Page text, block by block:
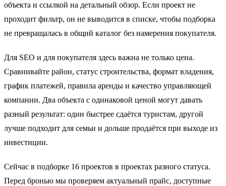
объекта и ссылкой на детальный обзор. Если проект не
проходит фильтр, он не выводится в списке, чтобы подборка
не превращалась в общий каталог без намерения покупателя.
Для SEO и для покупателя здесь важна не только цена.
Сравнивайте район, статус строительства, формат владения,
график платежей, правила аренды и качество управляющей
компании. Два объекта с одинаковой ценой могут давать
разный результат: один быстрее сдаётся туристам, другой
лучше подходит для семьи и дольше продаётся при выходе из
инвестиции.
Сейчас в подборке 16 проектов в проектах разного статуса.
Перед бронью мы проверяем актуальный прайс, доступные